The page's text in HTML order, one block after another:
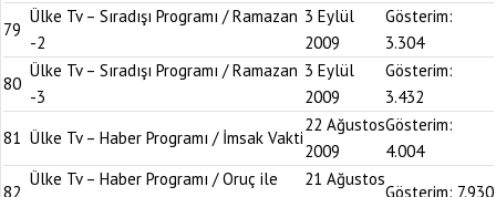
79
Ülke Tv – Sıradışı Programı / Ramazan
-2
3 Eylül
2009
Gösterim:
3.304
80
Ülke Tv – Sıradışı Programı / Ramazan
-3
3 Eylül
2009
Gösterim:
3.432
81 Ülke Tv – Haber Programı / İmsak Vakti
22 Ağustos
2009
Gösterim:
4.004
82
Ülke Tv – Haber Programı / Oruç ile
21 Ağustos
Gösterim: 7.930